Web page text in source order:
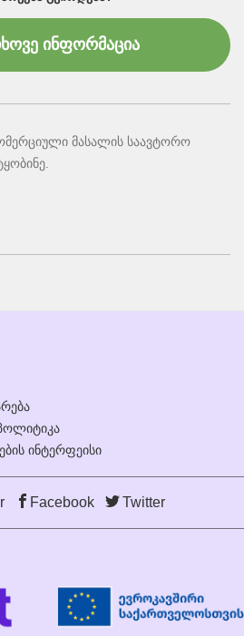
ინფორმაცია
მასალის საავტორო
ინტერფეისი
Facebook Twitter